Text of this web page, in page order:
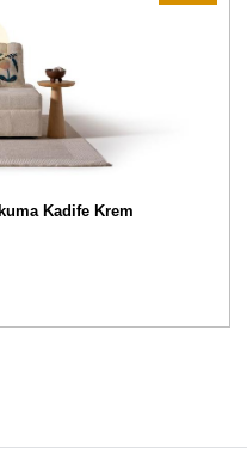
Kadife Krem